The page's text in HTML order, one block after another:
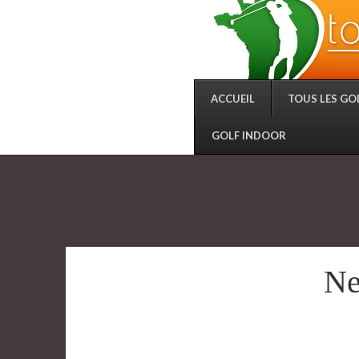
ACCUEIL TOUS LES
GOLF INDOOR